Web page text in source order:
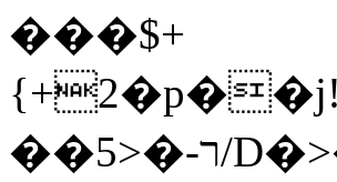
���$+
��ר-�<5/D�>�d�����1!u8JP�@TE�